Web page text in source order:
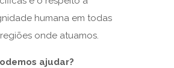
humana em todas
onde atuamos.
ajudar?